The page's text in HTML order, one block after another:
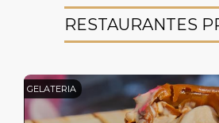
RESTAURANTES
GELATERIA